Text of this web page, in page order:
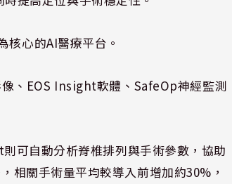
心的AI醫療平台。
、EOS Insight軟體、SafeOp神經監測
可自動分析脊椎排列與手術參數，協助
相關手術量平均較導入前增加約30%，